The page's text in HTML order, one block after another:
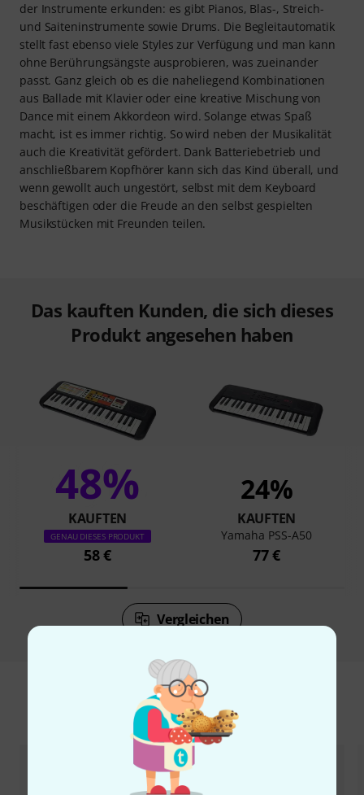
der Instrumente erkunden: es gibt Pianos, Blas-, Streich-
und Saiteninstrumente sowie Drums. Die Begleitautomatik
stellt fast ebenso viele Styles zur Verfügung und man kann
ohne Berührungsängste ausprobieren, was zueinander
passt. Ganz gleich ob es die naheliegend Kombinationen
aus Ballade mit Klavier oder eine kreative Mischung von
Dance mit einem Akkordeon wird. Solange etwas Spaß
macht, ist es immer richtig. So wird neben der Musikalität
auch die Kreativität gefördert. Dank Batteriebetrieb und
anschließbarem Kopfhörer kann sich das Kind überall, und
wenn gewollt auch ungestört, selbst mit dem Keyboard
beschäftigen oder die Freude an den selbst gespielten
Musikstücken mit Freunden teilen.
Das kauften Kunden, die sich dieses
Produkt angesehen haben
48%
KAUFTEN
GENAU DIESES PRODUKT
58 €
24%
KAUFTEN
Yamaha PSS-A50
77 €
Vergleichen
Zubehör & passende Artikel